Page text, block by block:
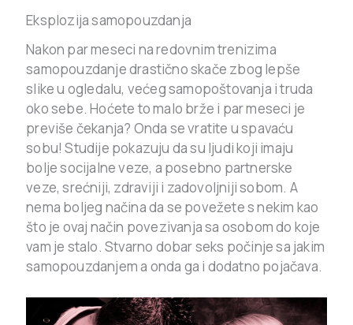
Eksplozija samopouzdanja
Nakon par meseci na redovnim trenizima
samopouzdanje drastično skače zbog lepše
slike u ogledalu, većeg samopoštovanja i truda
oko sebe. Hoćete to malo brže i par meseci je
previše čekanja? Onda se vratite u spavaću
sobu! Studije pokazuju da su ljudi koji imaju
bolje socijalne veze, a posebno partnerske
veze, srećniji, zdraviji i zadovoljniji sobom. A
nema boljeg načina da se povežete s nekim kao
što je ovaj način povezivanja sa osobom do koje
vam je stalo. Stvarno dobar seks počinje sa jakim
samopouzdanjem a onda ga i dodatno pojačava.